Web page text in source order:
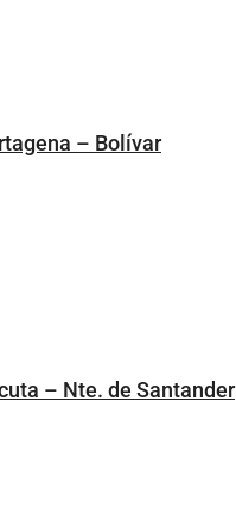
– Bolívar
– Nte. de Santander